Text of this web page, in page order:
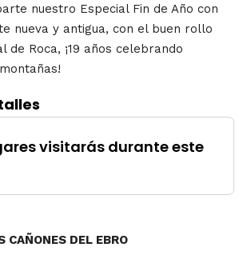
nuestro Especial Fin de Año con
nueva y antigua, con el buen rollo
de Roca, ¡19 años celebrando
visitarás durante este
CAÑONES DEL EBRO